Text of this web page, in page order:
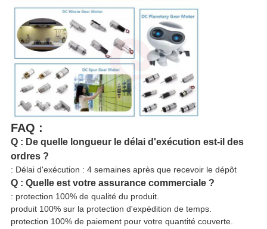
FAQ :
Q : De quelle longueur le délai d'exécution est-il des
ordres ?
: Délai d'exécution : 4 semaines après que recevoir le dépôt
Q : Quelle est votre assurance commerciale ?
: protection 100% de qualité du produit.
produit 100% sur la protection d'expédition de temps.
protection 100% de paiement pour votre quantité couverte.